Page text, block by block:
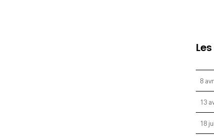
8
13
18